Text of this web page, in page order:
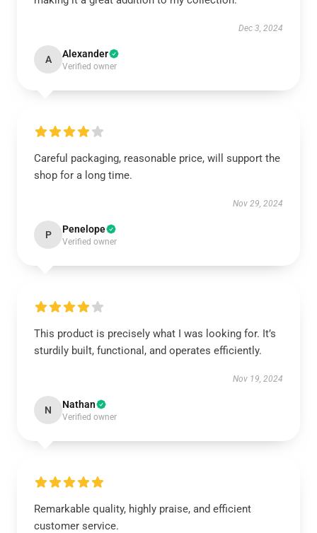
Dec 3, 2024
A Alexander
Verified owner
Careful packaging, reasonable price, will support the
shop for a long time.
Nov 29, 2024
P Penelope
Verified owner
This product is precisely what I was looking for. It’s
sturdily built, functional, and operates efficiently.
Nov 19, 2024
N Nathan
Verified owner
Remarkable quality, highly praise, and efficient
customer service.